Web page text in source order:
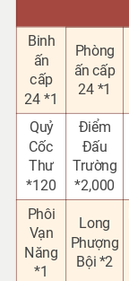
Binh
ấn
cấp
24 *1
Phòng
ấn cấp
24 *1
Quỷ
Cốc
Thư
*120
Điểm
Đấu
Trường
*2,000
Phôi
Vạn
Năng
*1
Long
Phượng
Bội *2